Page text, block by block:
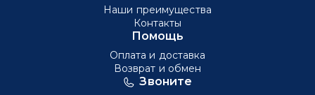
Звоните
Наши преимущества
Контакты
Помощь
Оплата и доставка
Возврат и обмен